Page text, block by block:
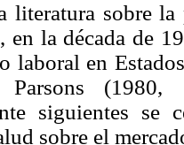
literatura sobre
en la década de
laboral en
Parsons
siguientes
sobre el